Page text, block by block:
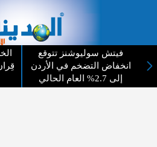
فيتش سوليوشنز تتوقع
انخفاض التضخم في الأردن
إلى 2.7% العام الحالي
عن المدينة الإخبارية
المدينة الإخبارية صحيفة الكترونية